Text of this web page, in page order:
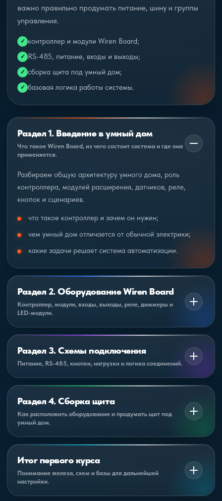
важно правильно продумать питание, шину и группы
управления.
контроллер и модули Wiren Board;
RS-485, питание, входы и выходы;
сборка щита под умный дом;
базовая логика работы системы.
Раздел 1. Введение в умный дом
Что такое Wiren Board, из чего состоит система и где она
применяется.
Разбираем общую архитектуру умного дома, роль
контроллера, модулей расширения, датчиков, реле,
кнопок и сценариев.
что такое контроллер и зачем он нужен;
чем умный дом отличается от обычной электрики;
какие задачи решает система автоматизации.
Раздел 2. Оборудование Wiren Board
Контроллер, модули, входы, выходы, реле, диммеры и
LED-модули.
Разбираем, какие бывают устройства, чем они
отличаются и как выбирать модули под задачи объекта.
контроллер Wiren Board;
модули ввода и вывода;
релейные модули, диммеры и управление светом;
что учитывать при подборе оборудования.
Раздел 3. Схемы подключения
Питание, RS-485, кнопки, нагрузки и логика соединений.
Учимся читать и понимать схемы подключения, чтобы не
путаться в проводах и правильно собирать систему.
подключение питания;
подключение кнопок и датчиков;
подключение нагрузок и релейных выходов.
Раздел 4. Сборка щита
Как расположить оборудование и продумать щит под
умный дом.
Разбираем принципы компоновки щита, разделение
силовой и слаботочной части, питание модулей и
удобство обслуживания.
компоновка оборудования;
Итог первого курса
Понимание железа, схем и базы для дальнейшей
настройки.